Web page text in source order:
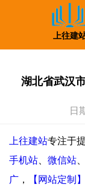
上往建
湖北省武汉
日
上往建站专注于
手机站
微信站
广 ， 【网站定制